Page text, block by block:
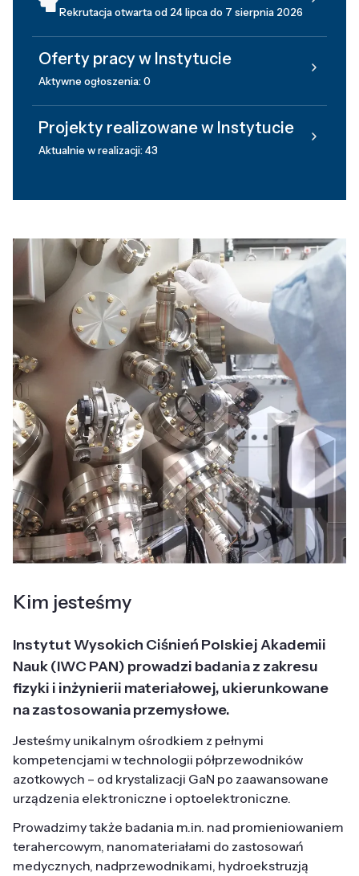
Rekrutacja otwarta od 24 lipca do 7 sierpnia 2026
Oferty pracy w Instytucie
Aktywne ogłoszenia: 0
Projekty realizowane w Instytucie
Aktualnie w realizacji: 43
Kim jesteśmy
Instytut Wysokich Ciśnień Polskiej Akademii
Nauk (IWC PAN) prowadzi badania z zakresu
fizyki i inżynierii materiałowej, ukierunkowane
na zastosowania przemysłowe.
Jesteśmy unikalnym ośrodkiem z pełnymi
kompetencjami w technologii półprzewodników
azotkowych – od krystalizacji GaN po zaawansowane
urządzenia elektroniczne i optoelektroniczne.
Prowadzimy także badania m.in. nad promieniowaniem
terahercowym, nanomateriałami do zastosowań
medycznych, nadprzewodnikami, hydroekstruzją